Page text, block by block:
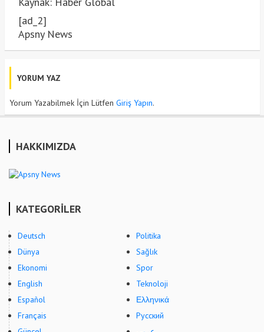
[ad_2]
Apsny News
YORUM YAZ
Yorum Yazabilmek İçin Lütfen Giriş Yapın.
HAKKIMIZDA
KATEGORİLER
Deutsch
Dünya
Ekonomi
English
Español
Français
Politika
Sağlık
Spor
Teknoloji
Ελληνικά
Русский